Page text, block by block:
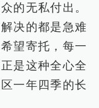
的无私付出。
决的都是急难
望寄托，每一
是这种全心全
一年四季的长